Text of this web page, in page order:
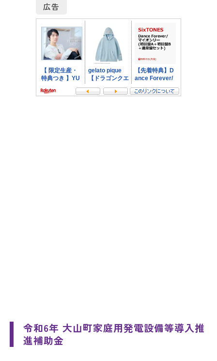
広告
令和6年 大山町家庭用発電設備等導入推
進補助金